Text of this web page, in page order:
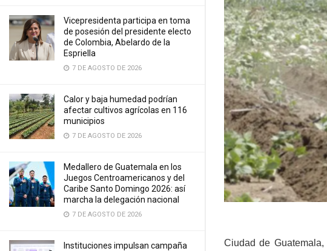
Vicepresidenta participa en toma
de posesión del presidente electo
de Colombia, Abelardo de la
Espriella
7 DE AGOSTO DE 2026
Calor y baja humedad podrían
afectar cultivos agrícolas en 116
municipios
7 DE AGOSTO DE 2026
Medallero de Guatemala en los
Juegos Centroamericanos y del
Caribe Santo Domingo 2026: así
marcha la delegación nacional
7 DE AGOSTO DE 2026
Instituciones impulsan campaña
Ciudad de